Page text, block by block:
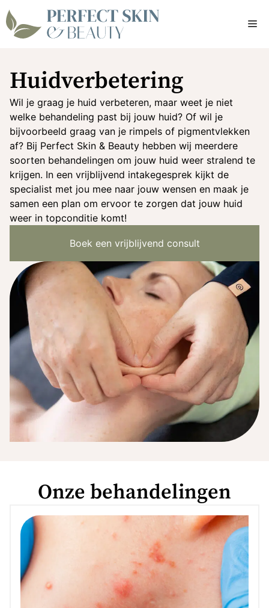
Ga
naar
Huidverbetering
Wil je graag je huid verbeteren, maar weet je niet
welke behandeling past bij jouw huid? Of wil je
bijvoorbeeld graag van je rimpels of pigmentvlekken
af? Bij Perfect Skin & Beauty hebben wij meerdere
soorten behandelingen om jouw huid weer stralend te
krijgen. In een vrijblijvend intakegesprek kijkt de
specialist met jou mee naar jouw wensen en maak je
samen een plan om ervoor te zorgen dat jouw huid
weer in topconditie komt!
Boek een vrijblijvend consult
Onze behandelingen